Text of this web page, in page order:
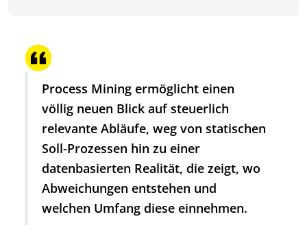
Process Mining ermöglicht einen
völlig neuen Blick auf steuerlich
relevante Abläufe, weg von statischen
Soll-Prozessen hin zu einer
datenbasierten Realität, die zeigt, wo
Abweichungen entstehen und
welchen Umfang diese einnehmen.